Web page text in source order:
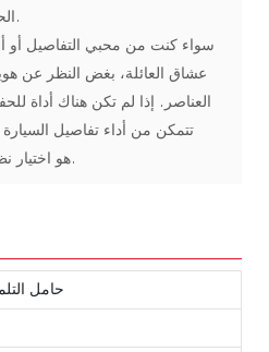
الحامل دون إتلاف طلاء السطح.
سواء كنت من محبي التفاصيل أو
عشاق العائلة، بغض النظر عن
العناصر. إذا لم تكن هناك أداة
تتمكن من أداء تفاصيل
TEKWAY هو اختيار نظيف ومرتب ولامع.
حامل